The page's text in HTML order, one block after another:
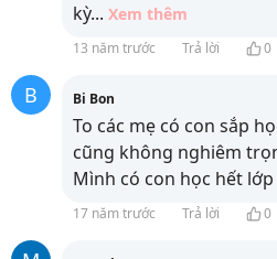
kỳ... Xem thêm
13 năm trước Trả lời 0
B Bi Bon
To các mẹ có con sắp
cũng không nghiêm
Mình có con học hết
17 năm trước Trả lời 0